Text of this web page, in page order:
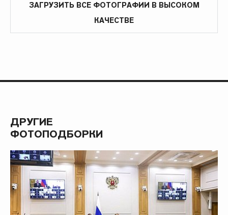
ЗАГРУЗИТЬ ВСЕ ФОТОГРАФИИ В ВЫСОКОМ
КАЧЕСТВЕ
ДРУГИЕ
ФОТОПОДБОРКИ